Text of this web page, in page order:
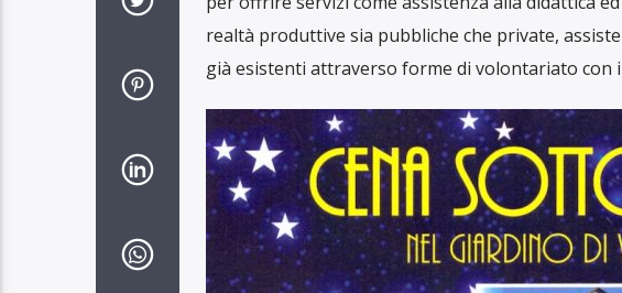
realtà produttive sia pubbliche che private,
già esistenti attraverso forme di volontariato con